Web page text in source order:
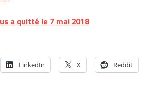
a quitté le 7 mai 2018
LinkedIn X Reddit